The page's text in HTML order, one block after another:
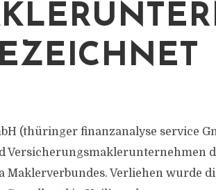
(thüringer finanzanalyse service
Versicherungsmaklerunternehmen
Verliehen wurde